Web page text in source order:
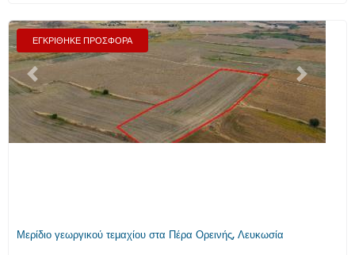
ΕΓΚΡΙΘΗΚΕ ΠΡΟΣΦΟΡΑ
Προηγούμενο Επόμενο
Μερίδιο γεωργικού τεμαχίου στα Πέρα Ορεινής, Λευκωσία